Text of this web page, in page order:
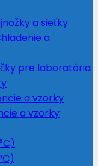
a sieťky
a
pre laboratória
a vzorky
a vzorky